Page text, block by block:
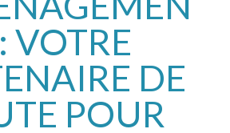
VOTRE
DE
POUR